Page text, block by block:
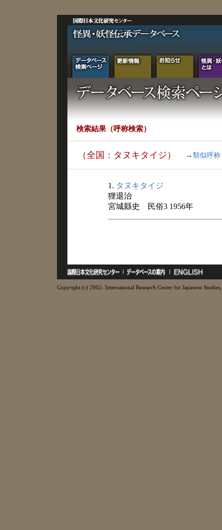
検索結果（呼称検索）
（全国：タヌキタイジ） → 類似呼称
1. タヌキタイジ
狸退治
宮城縣史 民俗3 1956年
Copyright (c) 2002- International Research Center for Japanese